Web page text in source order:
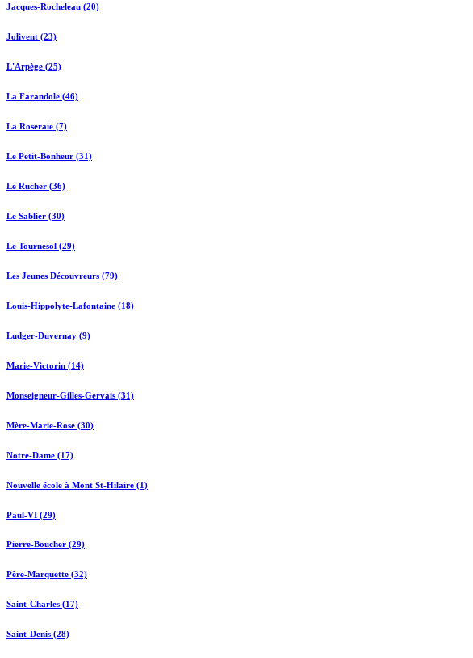
Jacques-Rocheleau (20)
Jolivent (23)
L'Arpège (25)
La Farandole (46)
La Roseraie (7)
Le Petit-Bonheur (31)
Le Rucher (36)
Le Sablier (30)
Le Tournesol (29)
Les Jeunes Découvreurs (79)
Louis-Hippolyte-Lafontaine (18)
Ludger-Duvernay (9)
Marie-Victorin (14)
Monseigneur-Gilles-Gervais (31)
Mère-Marie-Rose (30)
Notre-Dame (17)
Nouvelle école à Mont St-Hilaire (1)
Paul-VI (29)
Pierre-Boucher (29)
Père-Marquette (32)
Saint-Charles (17)
Saint-Denis (28)